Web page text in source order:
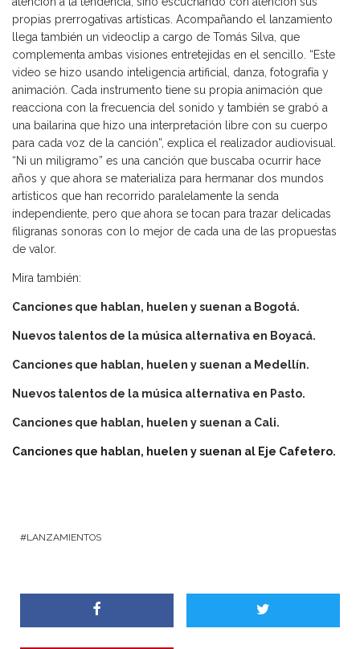
propias prerrogativas artísticas. Acompañando el lanzamiento
llega también un videoclip a cargo de Tomás Silva, que
complementa ambas visiones entretejidas en el sencillo. “Este
video se hizo usando inteligencia artificial, danza, fotografía y
animación. Cada instrumento tiene su propia animación que
reacciona con la frecuencia del sonido y también se grabó a
una bailarina que hizo una interpretación libre con su cuerpo
para cada voz de la canción”, explica el realizador audiovisual.
“Ni un miligramo” es una canción que buscaba ocurrir hace
años y que ahora se materializa para hermanar dos mundos
artísticos que han recorrido paralelamente la senda
independiente, pero que ahora se tocan para trazar delicadas
filigranas sonoras con lo mejor de cada una de las propuestas
de valor.
Mira también:
Canciones que hablan, huelen y suenan a Bogotá.
Nuevos talentos de la música alternativa en Boyacá.
Canciones que hablan, huelen y suenan a Medellín.
Nuevos talentos de la música alternativa en Pasto.
Canciones que hablan, huelen y suenan a Cali.
Canciones que hablan, huelen y suenan al Eje Cafetero.
LANZAMIENTOS